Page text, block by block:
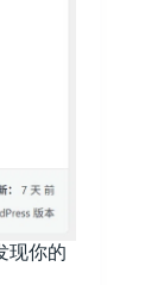
现你的